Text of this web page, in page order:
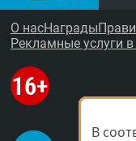
О насНаграды
Рекламные услуги
В
В